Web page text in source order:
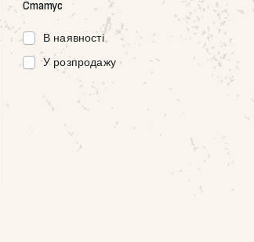
Статус
В наявності
У розпродажу